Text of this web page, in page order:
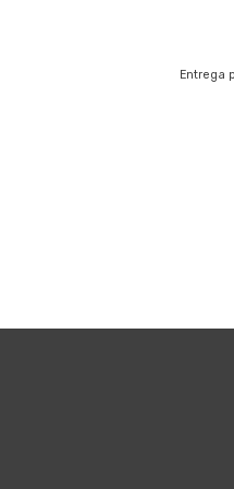
Entrega